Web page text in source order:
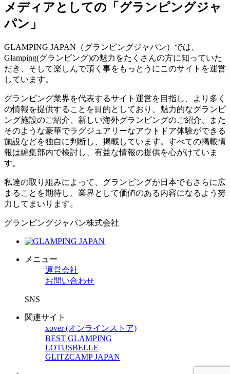
メディアとしての「グランピングジャ
パン」
GLAMPING JAPAN（グランピングジャパン）では、
Glamping(グランピング)の魅力をたくさんの方に知っていた
だき、そして楽しんで頂く事をもっとうにこのサイトを運営
しています。
グランピング業界を代表するサイト運営を目指し、より多く
の情報を提供することを目的としており、魅力的なグランピ
ング施設のご紹介、新しい海外グランピングのご紹介、また
そのような豪華でラグジュアリーなアウトドア体験ができる
施設などを独自に判断し、掲載しています。すべての掲載情
報は編集部内で検討し、有益な情報の提供を心がけていま
す。
私達の取り組みによって、グランピングが日本でもさらに広
まることを期待し、業界として価値のある内容になるよう努
力してまいります。
グランピングジャパン株式会社
メニュー
運営会社
お問い合わせ
SNS
関連サイト
xover (オンラインストア)
BEST GLAMPING
LOTUSBELLE
GLITZCAMP JAPAN